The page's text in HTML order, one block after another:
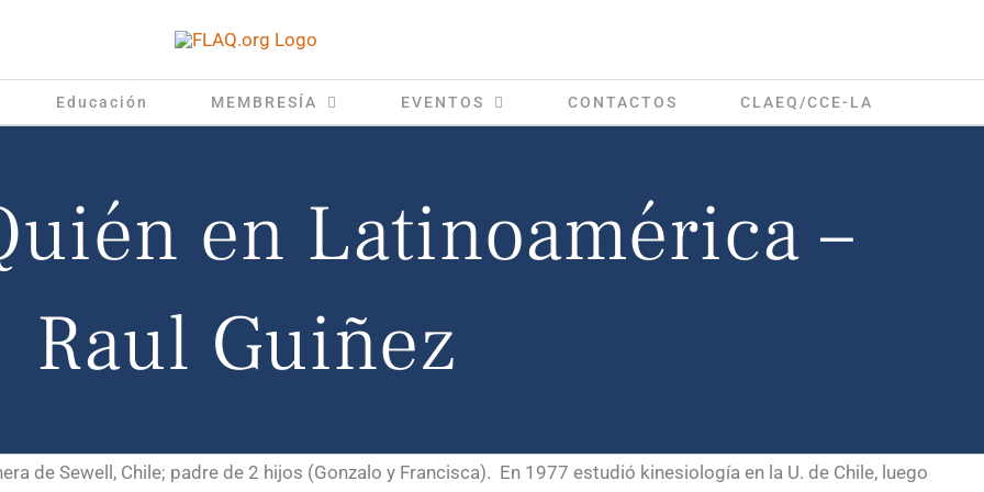
Educación MEMBRESÍA EVENTOS CONTACTOS CLAEQ/CCE-LA
en Latinoamérica –
Raul Guiñez
de Sewell, Chile; padre de 2 hijos (Gonzalo y Francisca). En 1977 estudió kinesiología en la U. de Chile, luego